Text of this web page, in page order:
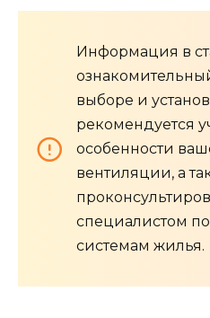
Информация в
выборе и
рекомендуется
особенности
вентиляции, а
специалистом
системам жилья.